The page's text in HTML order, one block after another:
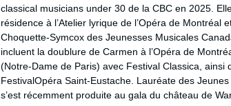
classical musicians under 30 de la CBC en 2025.
résidence à l’Atelier lyrique de l’Opéra de Montréal
Choquette-Symcox des Jeunesses Musicales
incluent la doublure de Carmen à l’Opéra de
(Notre-Dame de Paris) avec Festival Classica, ainsi
FestivalOpéra Saint-Eustache. Lauréate des
s’est récemment produite au gala du château de